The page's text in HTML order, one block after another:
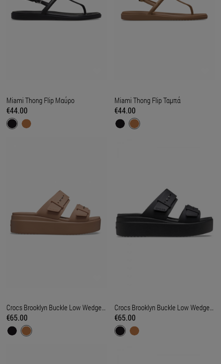
Miami Thong Flip Μαύρο
€44.00
Miami Thong Flip Ταμπά
€44.00
Crocs Brooklyn Buckle Low Wedge Ταμπά
€65.00
Crocs Brooklyn Buckle Low Wedge Μαύρο
€65.00